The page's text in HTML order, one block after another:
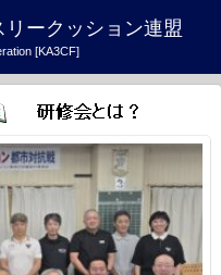
ークッション連盟
[KA3CF]